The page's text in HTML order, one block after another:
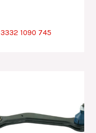
3332 1090 745